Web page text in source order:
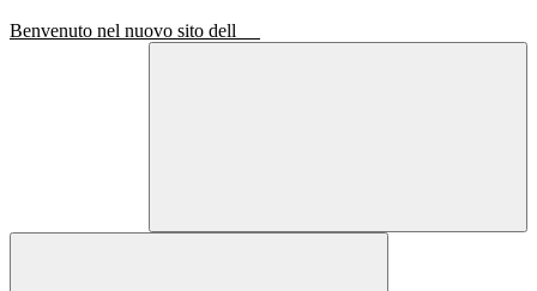
Benvenuto nel nuovo sito dell